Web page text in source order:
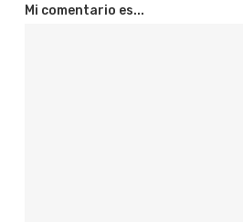
Mi comentario es...